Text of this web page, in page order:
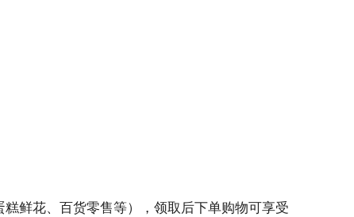
鲜花、百货零售等），领取后下单购物可享受